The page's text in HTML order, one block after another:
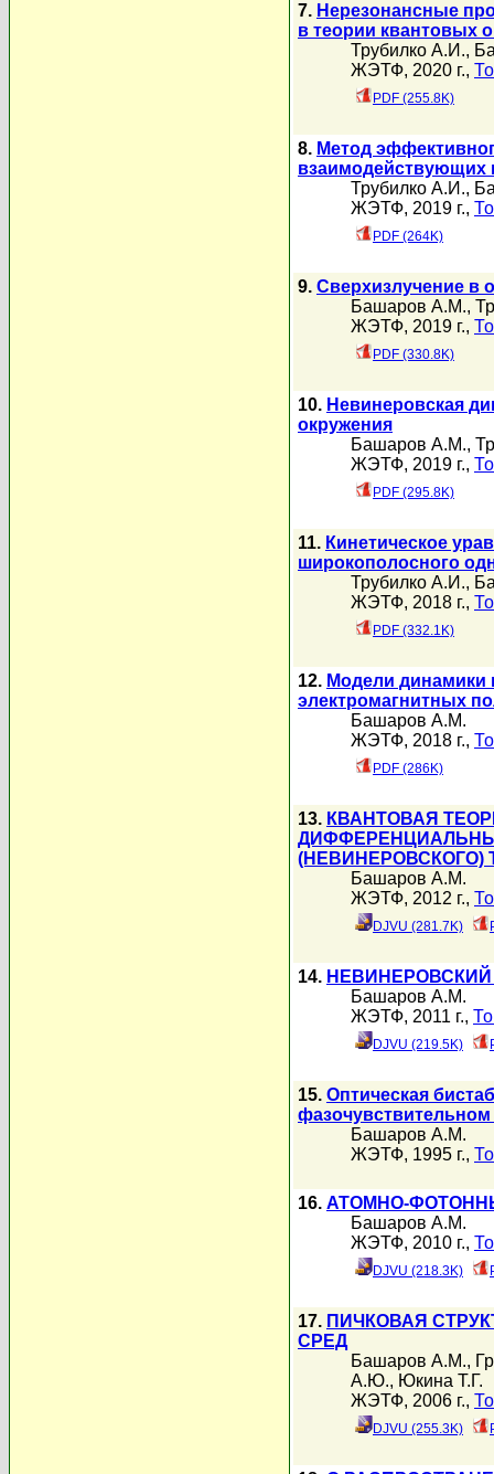
7. Нерезонансные
в теории квантовых
Трубилко А.И.,
ЖЭТФ, 2020 г.,
PDF (255.8K)
8. Метод
взаимодействующих
Трубилко А.И.,
ЖЭТФ, 2019 г.,
PDF (264K)
9. Сверхизлучение в
Башаров А.М.,
ЖЭТФ, 2019 г.,
PDF (330.8K)
10. Невинеровская
окружения
Башаров А.М.,
ЖЭТФ, 2019 г.,
PDF (295.8K)
11. Кинетическое
широкополосного
Трубилко А.И.,
ЖЭТФ, 2018 г.,
PDF (332.1K)
12. Модели динамики
электромагнитных
Башаров А.М.
ЖЭТФ, 2018 г.,
PDF (286K)
13. КВАНТОВАЯ
(НЕВИНЕРОВСКОГО)
Башаров А.М.
ЖЭТФ, 2012 г.,
DJVU (281.7K)
14.
Башаров А.М.
ЖЭТФ, 2011 г.,
DJVU (219.5K)
15. Оптическая
фазочувствительном
Башаров А.М.
ЖЭТФ, 1995 г.,
16. АТОМНО-
Башаров А.М.
ЖЭТФ, 2010 г.,
DJVU (218.3K)
17. ПИЧКОВАЯ
СРЕД
Башаров А.М.,
А.Ю., Юкина Т.Г.
ЖЭТФ, 2006 г.,
DJVU (255.3K)